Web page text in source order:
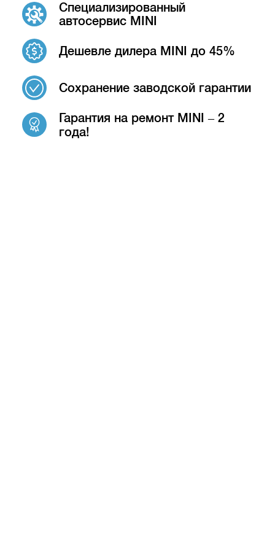
Специализированный
автосервис MINI
Дешевле дилера MINI до 45%
Сохранение заводской гарантии
Гарантия на ремонт MINI – 2
года!